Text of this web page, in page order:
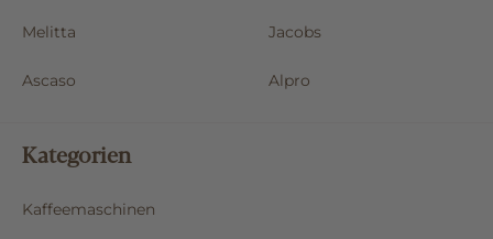
Melitta Jacobs
Ascaso Alpro
Kategorien
Kaffeemaschinen